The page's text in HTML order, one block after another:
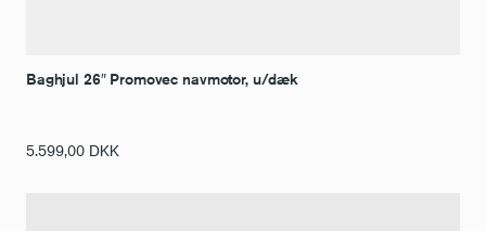
Baghjul 26″ Promovec navmotor, u/dæk
5.599,00 DKK